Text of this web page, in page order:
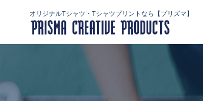
オリジナルTシャツ・Tシャツプリントなら【プリズマ】